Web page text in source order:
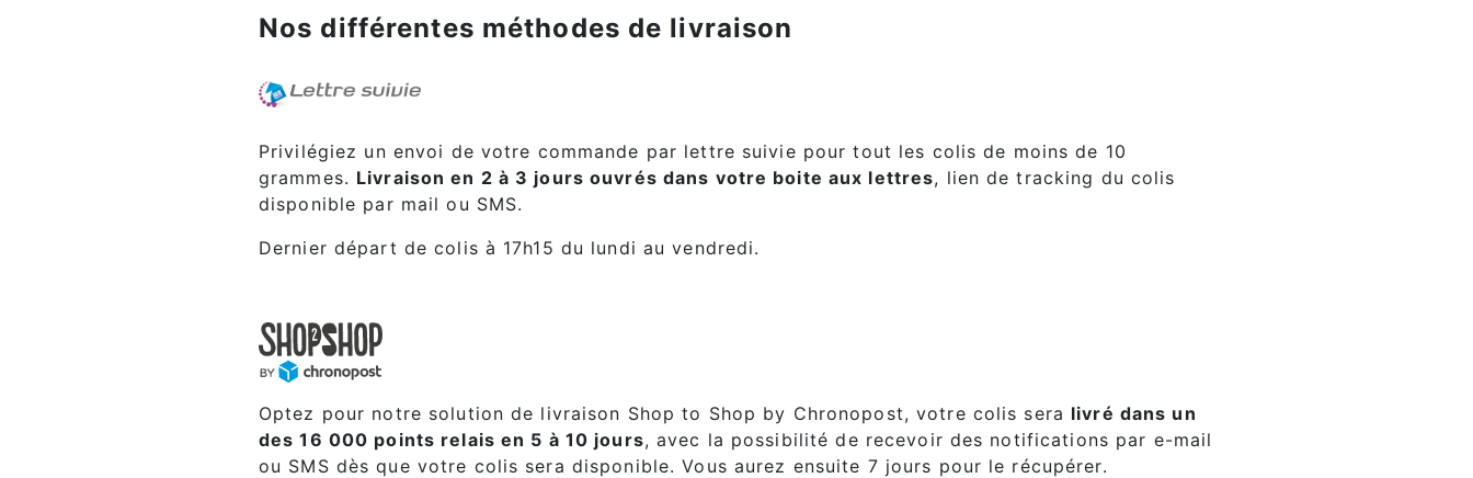
Nos différentes méthodes de livraison
Privilégiez un envoi de votre commande par lettre suivie pour tout les colis de moins de 10
grammes. Livraison en 2 à 3 jours ouvrés dans votre boite aux lettres, lien de tracking du colis
disponible par mail ou SMS.
Dernier départ de colis à 17h15 du lundi au vendredi.
Optez pour notre solution de livraison Shop to Shop by Chronopost, votre colis sera livré dans un
des 16 000 points relais en 5 à 10 jours, avec la possibilité de recevoir des notifications par e-mail
ou SMS dès que votre colis sera disponible. Vous aurez ensuite 7 jours pour le récupérer.